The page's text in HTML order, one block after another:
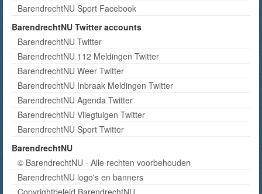
BarendrechtNU Sport Facebook
BarendrechtNU Twitter accounts
BarendrechtNU Twitter
BarendrechtNU 112 Meldingen Twitter
BarendrechtNU Weer Twitter
BarendrechtNU Inbraak Meldingen Twitter
BarendrechtNU Agenda Twitter
BarendrechtNU Vliegtuigen Twitter
BarendrechtNU Sport Twitter
BarendrechtNU
© BarendrechtNU - Alle rechten voorbehouden
BarendrechtNU logo's en banners
Copyrightbeleid BarendrechtNU